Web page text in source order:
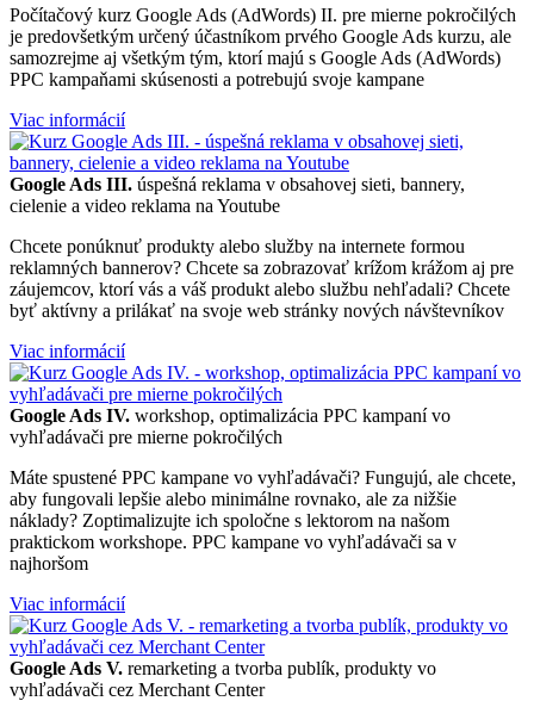
Počítačový kurz Google Ads (AdWords) II. pre mierne pokročilých
je predovšetkým určený účastníkom prvého Google Ads kurzu, ale
samozrejme aj všetkým tým, ktorí majú s Google Ads (AdWords)
PPC kampaňami skúsenosti a potrebujú svoje kampane
Viac informácií
Google Ads III. úspešná reklama v obsahovej sieti, bannery,
cielenie a video reklama na Youtube
Chcete ponúknuť produkty alebo služby na internete formou
reklamných bannerov? Chcete sa zobrazovať krížom krážom aj pre
záujemcov, ktorí vás a váš produkt alebo službu nehľadali? Chcete
byť aktívny a prilákať na svoje web stránky nových návštevníkov
Viac informácií
Google Ads IV. workshop, optimalizácia PPC kampaní vo
vyhľadávači pre mierne pokročilých
Máte spustené PPC kampane vo vyhľadávači? Fungujú, ale chcete,
aby fungovali lepšie alebo minimálne rovnako, ale za nižšie
náklady? Zoptimalizujte ich spoločne s lektorom na našom
praktickom workshope. PPC kampane vo vyhľadávači sa v
najhoršom
Viac informácií
Google Ads V. remarketing a tvorba publík, produkty vo
vyhľadávači cez Merchant Center